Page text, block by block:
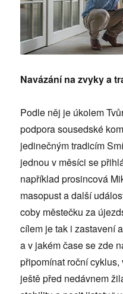
Navázání na zvyky a
Podle něj je úkolem
podpora sousedské
jedinečným tradicím
jednou v měsíci se
například prosincová
masopust a další
coby městečku za
cílem je tak i zastavení
a v jakém čase se zde
připomínat roční
ještě před nedávnem